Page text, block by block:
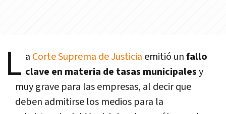
L a Corte Suprema de Justicia emitió unfallo
clave en materia de tasas municipalesy
muy grave para las empresas, al decir que
deben admitirse los medios para la